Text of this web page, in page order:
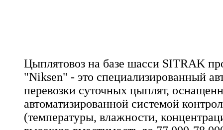
Цыплятовоз на базе шасси SITRAK
"Niksen" - это специализированный
перевозки суточных цыплят,
автоматизированной системой
(температуры, влажности,